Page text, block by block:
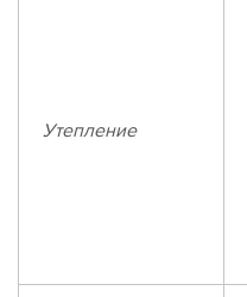
Утепление